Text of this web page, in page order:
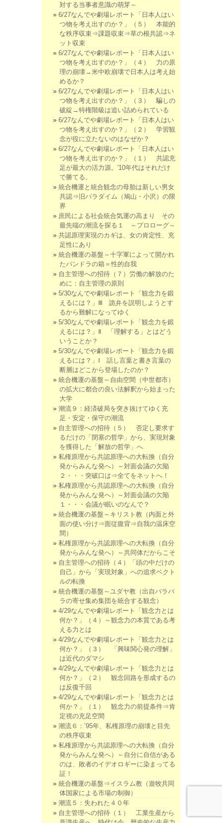
対する当事者意識の萌芽～
6/27なんでや劇場レポート「日本人はい
つ物を考え出すのか？」（５） 本能的
な秩序収束⇒課題収束⇒草の根共認⇒ネ
ット収束
6/27なんでや劇場レポート「日本人はい
つ物を考え出すのか？」（４） 力の原
理の崩壊→米中欧崩壊で日本人は考え始
めるか？
6/27なんでや劇場レポート「日本人はい
つ物を考え出すのか？」（３） 騙しの
破綻→特権階級は追い詰められている
6/27なんでや劇場レポート「日本人はい
つ物を考え出すのか？」（２） 学習観
念が役に立たないのはなぜか？
6/27なんでや劇場レポート「日本人はい
つ物を考え出すのか？」（１） 共認充
足が最大の活力源。'10年代はそれだけ
で勝てる。
統合機運と統合観念の母胎は新しい男女
共認⇒旧パラダイム（鳩山・小沢）の限
界
庶民による社会統合気運の高まり その
最先端の潮流を探る１ ～プロローグ～
共認原理実現のカギは、女の肯定性、充
足性にあり
統合機運の基盤～十字軍によって開かれ
たパンドラの箱＝性的自我
自主管理への招待（７）労働の解放のた
めに：自主管理の原則
5/30なんでや劇場レポート「観念力を鍛
えるには？」Ⅲ 詭弁を説明しようとす
るから難解になってゆく
5/30なんでや劇場レポート「観念力を鍛
えるには？」Ⅱ 「理解する」とはどう
いうことか？
5/30なんでや劇場レポート「観念力を鍛
えるには？」Ⅰ 話し言葉と書き言葉の
断層はどこから登場したのか？
統合機運の基盤～自由空間（中世都市）
の拡大に都合の良い法解釈から始まった
大学
潮流９：経済破局を突き抜けてゆく充
足・安定・保守の潮流
自主管理への招待（５） 否定し要求す
るだけの「閉塞の哲学」から、実現対象
を獲得した「解放の哲学」へ
私権原理から共認原理への大転換（自分
発からみんな発へ）～対面会議の欠陥
２・・・突破口は⇒全てをネットへ！
私権原理から共認原理への大転換（自分
発からみんな発へ）～対面会議の欠陥
１・・・会議が眠いのなんで？
統合機運の基盤～キリスト教（内面と外
面の使い分け⇒面従腹背⇒自我の温床空
間）
私権原理から共認原理への大転換（自分
発からみんな発へ）～共同体だからこそ
自主管理への招待（４）「頭の中だけの
自己」から「実現対象」への追求ベクト
ルの転換
統合機運の基盤～ユダヤ教（出自バラバ
ラの寄せ集め集団を統合する観念）
4/29なんでや劇場レポート「観念力とは
何か？」（４）～観念力の本質である考
える力とは
4/29なんでや劇場レポート「観念力とは
何か？」（３） 「興味関心発の理解」
は近代のダマシ
4/29なんでや劇場レポート「観念力とは
何か？」（２） 観念回路を形成するの
は反復千回
4/29なんでや劇場レポート「観念力とは
何か？」（１） 観念力の前提条件⇒肯
定視の充足空間
潮流６：’95年、私権原理の崩壊と目先
の秩序収束
私権原理から共認原理への大転換（自分
発からみんな発へ）～自分に自信がある
のは、敗者のイデオロギーに染まってる
証！
統合機運の基盤⇒イスラム教（遊牧共同
体国家による市場の制御）
潮流５：失われた４０年
自主管理への招待（１） 工業生産から